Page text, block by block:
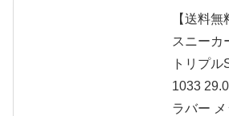
【送料
スニーカ
トリプ
1033
ラバー